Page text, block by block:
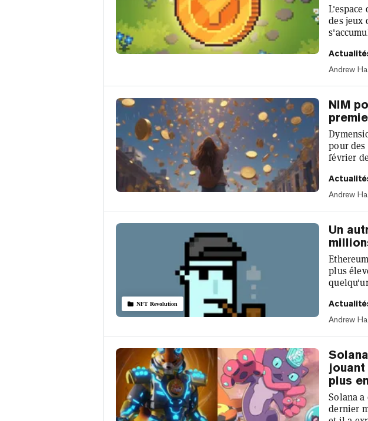
des jeux
GG est
mettre à
Andrew
NIM
pour
février
en jeu
chaîne.
Andrew
NFT Revolution
Un
plus
Punks
Andrew
jouant
plus
Solana a
dernier